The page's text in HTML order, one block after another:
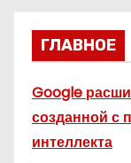
ГЛАВНОЕ
Google
созданной с
интеллекта